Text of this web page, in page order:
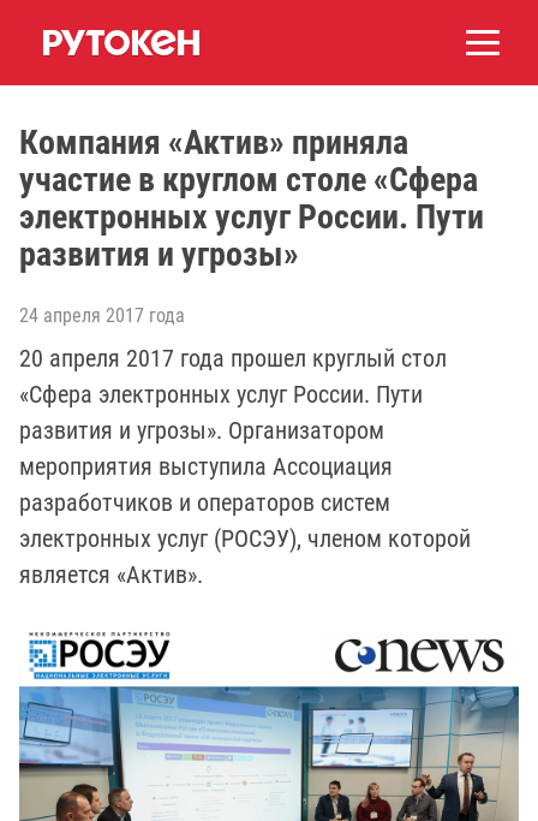
Компания «Актив» приняла
участие в круглом столе «Сфера
электронных услуг России. Пути
развития и угрозы»
24 апреля 2017 года
20 апреля 2017 года прошел круглый стол
«Сфера электронных услуг России. Пути
развития и угрозы». Организатором
мероприятия выступила Ассоциация
разработчиков и операторов систем
электронных услуг (РОСЭУ), членом которой
является «Актив».